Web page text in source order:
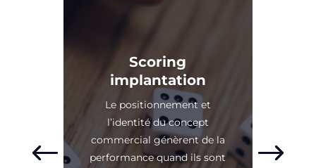
Scoring
implantation
Le positionnement et
l’identité du concept
commercial génèrent de la
performance quand ils sont